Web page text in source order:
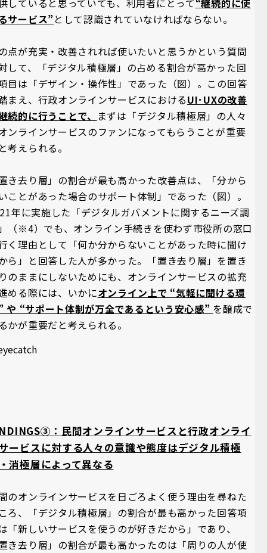
していると思っていても、利用者にとって“継続的に使
サービス”として認識されていなければならない。
点が充実・改善されれば使いたいと思うかという質問
して、「デジタル積極層」の占める割合が高かった回
目は「デザイン・操作性」であった（図）。この回答
まえ、行政オンラインサービスにおけるUI･UXの改善
続的に行うことで、 まずは「デジタル積極層」の人々
ンラインサービスのファンになってもらうことが重要
考えられる。
き去り層」の割合が最も高かった改善点は、「分から
ことがあった場合のサポート体制」であった（図）。
年に実施した「デジタルガバメントに関するニーズ調
（※4）でも、オンライン手続きを使わず市役所の窓口
く理由として「何か分からないことがあった時に聞け
ら」と回答した人が多かった。「置き去り層」を置き
のままにしないためにも、オンラインサービスの拡充
める際には、いかにオンライン上で “気軽に聞ける環
や “サポート体制が万全であるという安心感” を醸成で
かが重要だと考えられる。
：民間オンラインサービスと行政オンライ
ービスに対する人々の意識や態度はデジタル積極
消極層によって異なる
のオンラインサービスを日ごろよく使う理由を尋ねた
ろ、「デジタル積極層」の割合が最も高かった回答項
「新しいサービスを使うのが好きだから」であり、
き去り層」の割合が最も高かったのは「周りの人が使